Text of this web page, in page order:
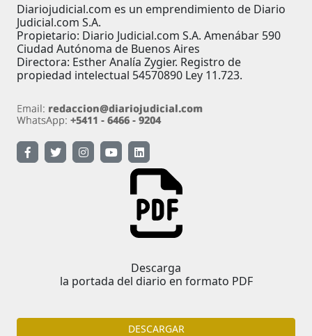
Diariojudicial.com es un emprendimiento de Diario
Judicial.com S.A.
Propietario: Diario Judicial.com S.A. Amenábar 590
Ciudad Autónoma de Buenos Aires
Directora: Esther Analía Zygier. Registro de
propiedad intelectual 54570890 Ley 11.723.
Descarga
la portada del diario en formato PDF
DESCARGAR